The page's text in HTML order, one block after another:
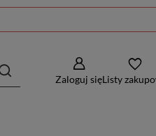
Zaloguj sięListy